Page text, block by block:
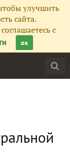
улучшить
сайта.
с
ок